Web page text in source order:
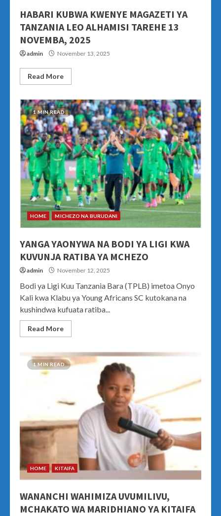
HABARI KUBWA KWENYE MAGAZETI YA
TANZANIA LEO ALHAMISI TAREHE 13
NOVEMBA, 2025
admin November 13, 2025
Read More
1 MIN READ
HOME MICHEZO NA BURUDANI
YANGA YAONYWA NA BODI YA LIGI KWA
KUVUNJA RATIBA YA MCHEZO
admin November 12, 2025
Bodi ya Ligi Kuu Tanzania Bara (TPLB) imetoa Onyo
Kali kwa Klabu ya Young Africans SC kutokana na
kushindwa kufuata ratiba...
Read More
1 MIN READ
HOME KITAIFA
WANANCHI WAHIMIZA UVUMILIVU,
MCHAKATO WA MARIDHIANO YA KITAIFA